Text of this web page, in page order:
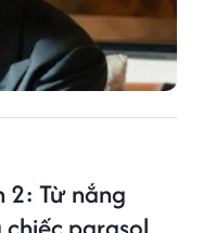
2: Từ nắng